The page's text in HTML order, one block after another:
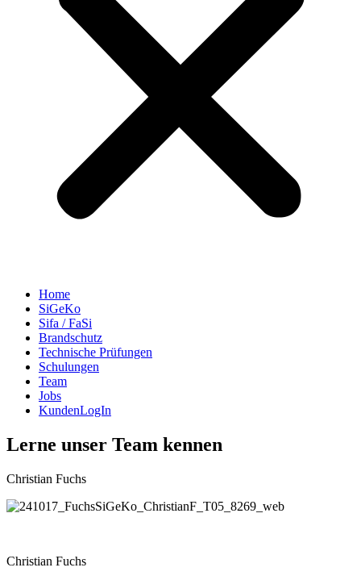
Home
SiGeKo
Sifa / FaSi
Brandschutz
Technische Prüfungen
Schulungen
Team
Jobs
KundenLogIn
Lerne unser Team kennen
Christian Fuchs
Christian Fuchs